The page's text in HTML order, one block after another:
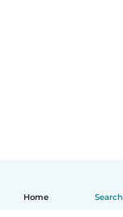
Home Search